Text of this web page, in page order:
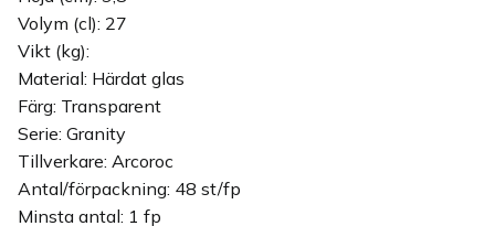
Volym (cl): 27
Vikt (kg):
Material: Härdat glas
Färg: Transparent
Serie: Granity
Tillverkare: Arcoroc
Antal/förpackning: 48 st/fp
Minsta antal: 1 fp